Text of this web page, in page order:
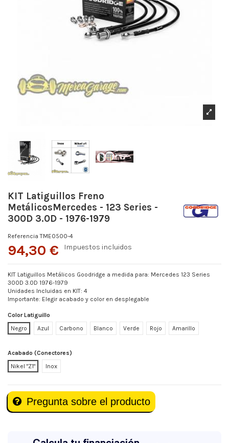
KIT Latiguillos Freno
MetálicosMercedes - 123 Series -
300D 3.0D - 1976-1979
Referencia TME0500-4
94,30 € Impuestos incluidos
KIT Latiguillos Metálicos Goodridge a medida para: Mercedes 123 Series
300D 3.0D 1976-1979
Unidades Incluidas en KIT: 4
Importante: Elegir acabado y color en desplegable
Color Latiguillo
Negro
Azul Carbono Blanco Verde Rojo Amarillo
Acabado (Conectores)
Nikel "Z1"
Inox
Pregunta sobre el producto